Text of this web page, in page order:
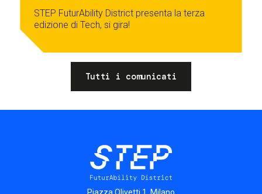
STEP FuturAbility District presenta la terza
edizione di Tech, si gira!
Tutti i comunicati
Piazza Olivetti 1, Milano